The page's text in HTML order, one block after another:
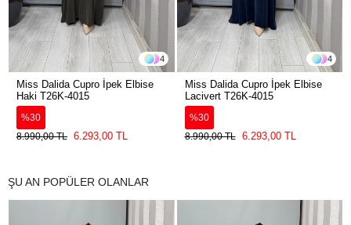
4
Miss Dalida Cupro İpek Elbise
Haki T26K-4015
%30
8.990,00 TL 6.293,00 TL
4
Miss Dalida Cupro İpek Elbise
Lacivert T26K-4015
%30
8.990,00 TL
6.293,00 TL
ŞU AN POPÜLER OLANLAR